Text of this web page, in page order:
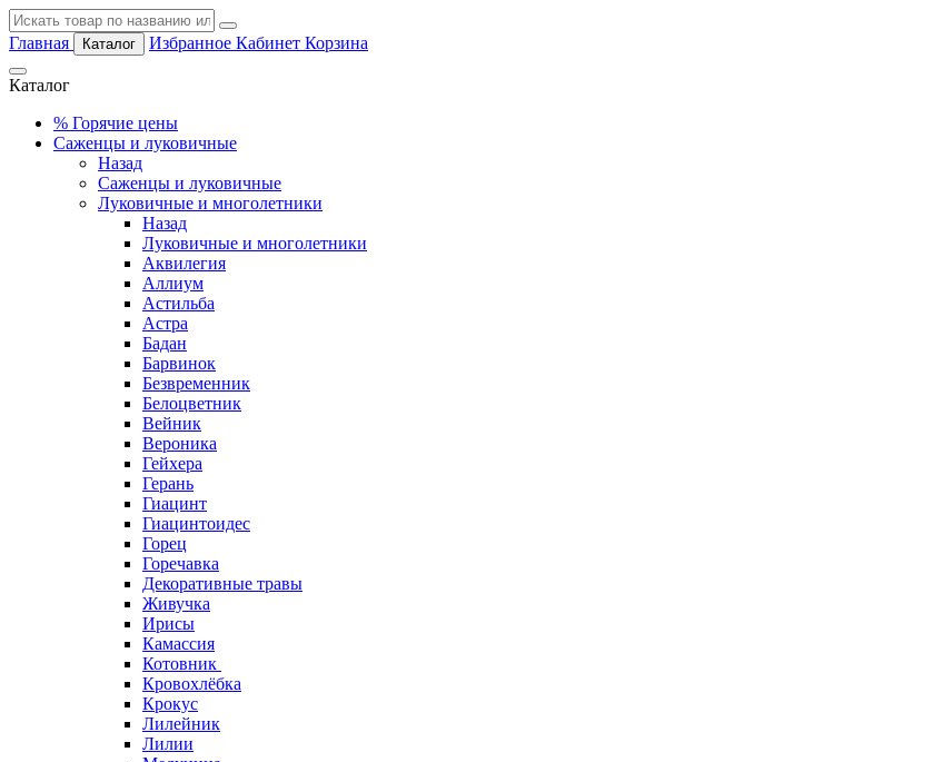
Главная Каталог Избранное Кабинет Корзина
Каталог
% Горячие цены
Саженцы и луковичные
Назад
Саженцы и луковичные
Луковичные и многолетники
Назад
Луковичные и многолетники
Аквилегия
Аллиум
Астильба
Астра
Бадан
Барвинок
Безвременник
Белоцветник
Вейник
Вероника
Гейхера
Герань
Гиацинт
Гиацинтоидес
Горец
Горечавка
Декоративные травы
Живучка
Ирисы
Камассия
Котовник
Кровохлёбка
Крокус
Лилейник
Лилии